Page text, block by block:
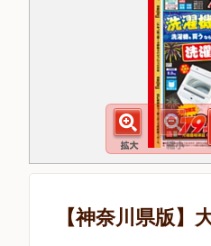
【神奈川県版】